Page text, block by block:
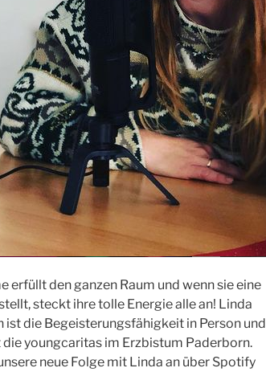
erfüllt den ganzen Raum und wenn sie eine
steckt ihre tolle Energie alle an! Linda
ist die Begeisterungsfähigkeit in Person und
die youngcaritas im Erzbistum Paderborn.
neue Folge mit Linda an über Spotify